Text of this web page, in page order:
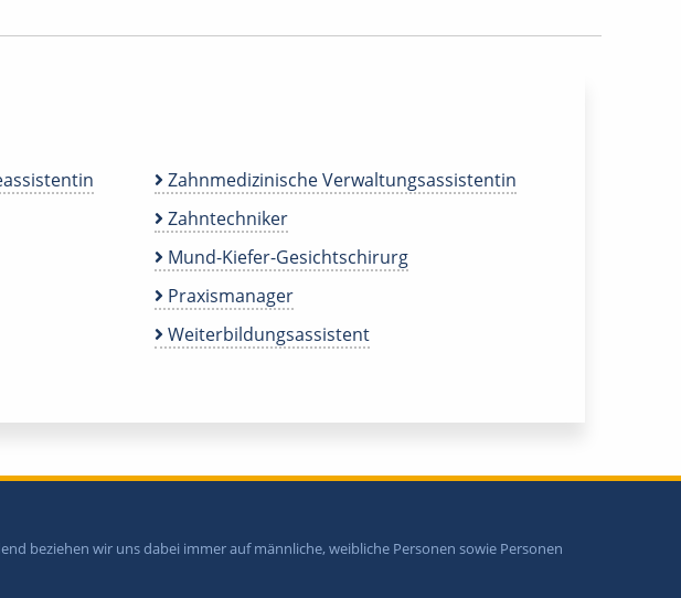
Zahnmedizinische Verwaltungsassistentin
Zahntechniker
Mund-Kiefer-Gesichtschirurg
Praxismanager
Weiterbildungsassistent
beziehen wir uns dabei immer auf männliche, weibliche Personen sowie Personen